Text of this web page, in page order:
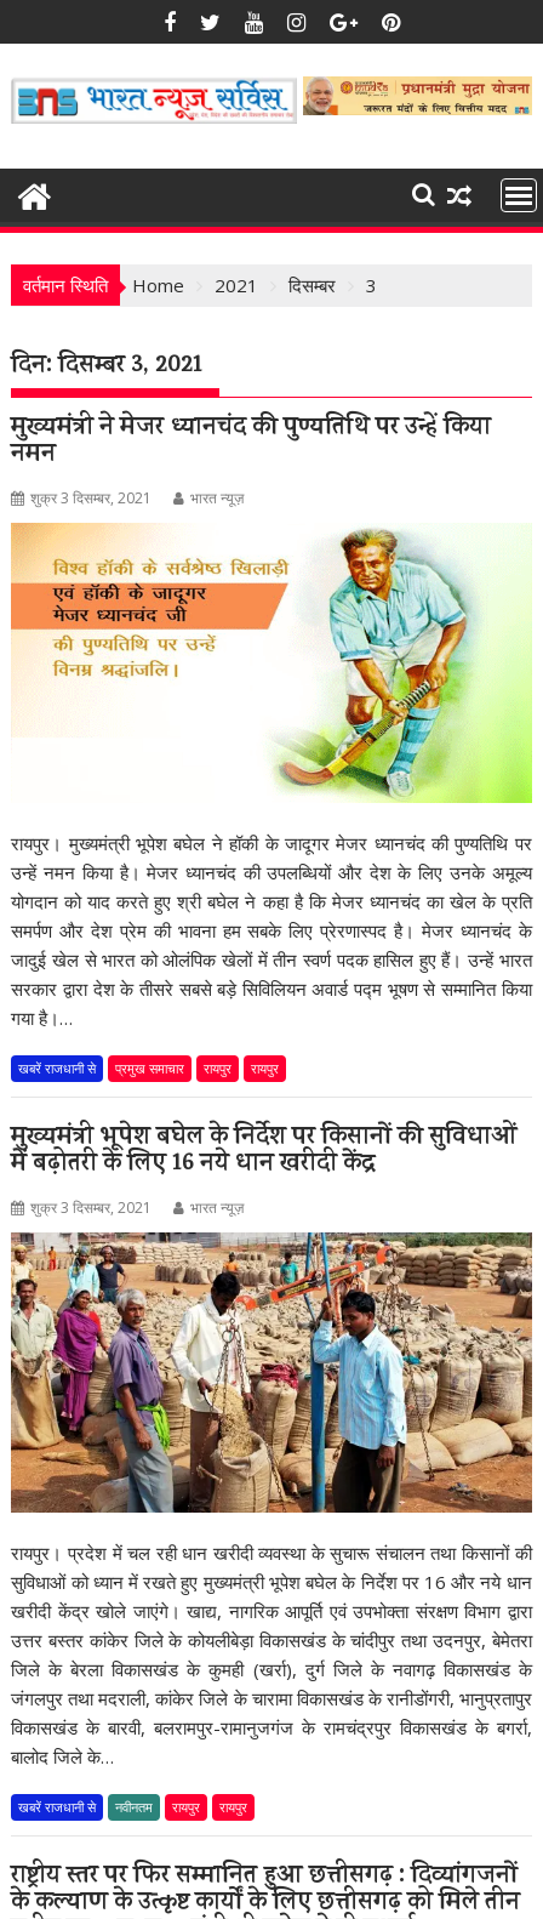
to
वर्तमान स्थिति Home 2021 दिसम्बर 3
दिन:दिसम्बर 3, 2021
मुख्यमंत्री ने मेजर ध्यानचंद की पुण्यतिथि पर उन्हें किया
नमन
शुक्र 3 दिसम्बर, 2021 भारत न्यूज़
रायपुर। मुख्यमंत्री भूपेश बघेल ने हॉकी के जादूगर मेजर ध्यानचंद की पुण्यतिथि पर
उन्हें नमन किया है। मेजर ध्यानचंद की उपलब्धियों और देश के लिए उनके अमूल्य
योगदान को याद करते हुए श्री बघेल ने कहा है कि मेजर ध्यानचंद का खेल के प्रति
समर्पण और देश प्रेम की भावना हम सबके लिए प्रेरणास्पद है। मेजर ध्यानचंद के
जादुई खेल से भारत को ओलंपिक खेलों में तीन स्वर्ण पदक हासिल हुए हैं। उन्हें भारत
सरकार द्वारा देश के तीसरे सबसे बड़े सिविलियन अवार्ड पद्म भूषण से सम्मानित किया
गया है।…
खबरें राजधानी से प्रमुख समाचार रायपुर रायपुर
मुख्यमंत्री भूपेश बघेल के निर्देश पर किसानों की सुविधाओं
में बढ़ोतरी के लिए 16 नये धान खरीदी केंद्र
शुक्र 3 दिसम्बर, 2021 भारत न्यूज़
रायपुर। प्रदेश में चल रही धान खरीदी व्यवस्था के सुचारू संचालन तथा किसानों की
सुविधाओं को ध्यान में रखते हुए मुख्यमंत्री भूपेश बघेल के निर्देश पर 16 और नये धान
खरीदी केंद्र खोले जाएंगे। खाद्य, नागरिक आपूर्ति एवं उपभोक्ता संरक्षण विभाग द्वारा
उत्तर बस्तर कांकेर जिले के कोयलीबेड़ा विकासखंड के चांदीपुर तथा उदनपुर, बेमेतरा
जिले के बेरला विकासखंड के कुमही (खर्रा), दुर्ग जिले के नवागढ़ विकासखंड के
जंगलपुर तथा मदराली, कांकेर जिले के चारामा विकासखंड के रानीडोंगरी, भानुप्रतापुर
विकासखंड के बारवी, बलरामपुर-रामानुजगंज के रामचंद्रपुर विकासखंड के बगर्रा,
बालोद जिले के…
खबरें राजधानी से नवीनतम रायपुर रायपुर
राष्ट्रीय स्तर पर फिर सम्मानित हुआ छत्तीसगढ़ : दिव्यांगजनों
के कल्याण के उत्कृष्ट कार्यों के लिए छत्तीसगढ़ को मिले तीन